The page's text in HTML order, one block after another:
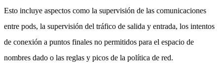
Esto incluye aspectos como la supervisión de las comunicaciones
entre pods, la supervisión del tráfico de salida y entrada, los intentos
de conexión a puntos finales no permitidos para el espacio de
nombres dado o las reglas y picos de la política de red.